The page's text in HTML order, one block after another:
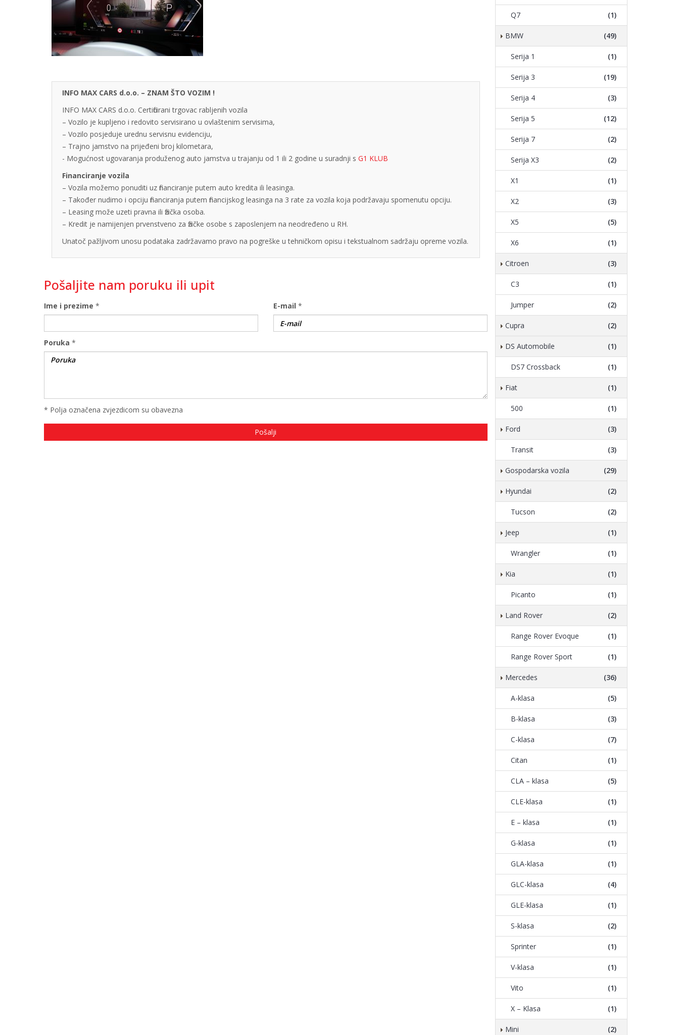
INFO MAX CARS d.o.o. – ZNAM ŠTO VOZIM !
INFO MAX CARS d.o.o. Certificirani trgovac rabljenih vozila
– Vozilo je kupljeno i redovito servisirano u ovlaštenim servisima,
– Vozilo posjeduje urednu servisnu evidenciju,
– Trajno jamstvo na prijeđeni broj kilometara,
- Mogućnost ugovaranja produženog auto jamstva u trajanju od 1 ili 2 godine u suradnji s G1 KLUB
Financiranje vozila
– Vozila možemo ponuditi uz financiranje putem auto kredita ili leasinga.
– Također nudimo i opciju financiranja putem financijskog leasinga na 3 rate za vozila koja podržavaju spomenutu opciju.
– Leasing može uzeti pravna ili fizička osoba.
– Kredit je namijenjen prvenstveno za fizičke osobe s zaposlenjem na neodređeno u RH.
Unatoč pažljivom unosu podataka zadržavamo pravo na pogreške u tehničkom opisu i tekstualnom sadržaju opreme vozila.
Pošaljite nam poruku ili upit
Ime i prezime * E-mail *
Poruka *
* Polja označena zvjezdicom su obavezna
Q7 (1)
BMW (49)
Serija 1 (1)
Serija 3 (19)
Serija 4 (3)
Serija 5 (12)
Serija 7 (2)
Serija X3 (2)
X1 (1)
X2 (3)
X5 (5)
X6 (1)
Citroen (3)
C3 (1)
Jumper (2)
Cupra (2)
DS Automobile (1)
DS7 Crossback (1)
Fiat (1)
500 (1)
Ford (3)
Transit (3)
Gospodarska vozila (29)
Hyundai (2)
Tucson (2)
Jeep (1)
Wrangler (1)
Kia (1)
Picanto (1)
Land Rover (2)
Range Rover Evoque (1)
Range Rover Sport (1)
Mercedes (36)
A-klasa (5)
B-klasa (3)
C-klasa (7)
Citan (1)
CLA – klasa (5)
CLE-klasa (1)
E – klasa (1)
G-klasa (1)
GLA-klasa (1)
GLC-klasa (4)
GLE-klasa (1)
S-klasa (2)
Sprinter (1)
V-klasa (1)
Vito (1)
X – Klasa (1)
Mini (2)